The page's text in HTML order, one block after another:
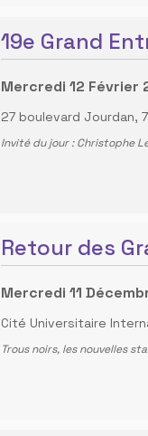
19e Grand
Mercredi 12 Février
27 boulevard Jourdan,
Invité du jour : Christophe
Retour des
Mercredi 11
Cité Universitaire
Trous noirs, les nouvelles